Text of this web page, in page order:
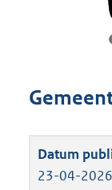
23-04-